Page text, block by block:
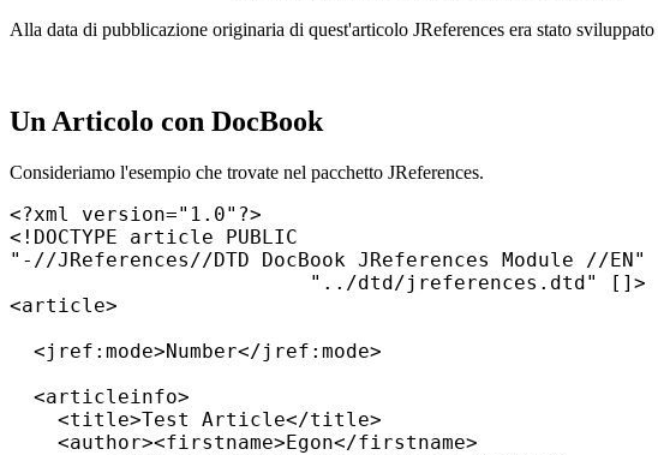
Alla data di pubblicazione originaria di quest'articolo JReferences era stato
Un Articolo con DocBook
Consideriamo l'esempio che trovate nel pacchetto JReferences.
<?xml version="1.0"?>
<!DOCTYPE article PUBLIC
"-//JReferences//DTD DocBook JReferences Module //EN"
                         "../dtd/jreferences.dtd" []>
<article>
  <jref:mode>Number</jref:mode>
  <articleinfo>
    <title>Test Article</title>
    <author><firstname>Egon</firstname>